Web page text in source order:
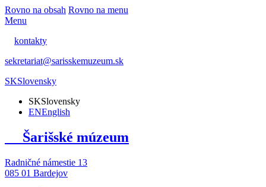
Rovno na obsah Rovno na menu
Menu
kontakty
sekretariat@sarisskemuzeum.sk
SKSlovensky
SKSlovensky
ENEnglish
Šarišské múzeum
Radničné námestie 13
085 01 Bardejov